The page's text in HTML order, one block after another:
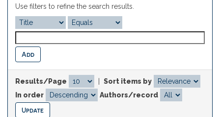
Use filters to refine the search results.
Results/Page
Sort items by
In order
Authors/record